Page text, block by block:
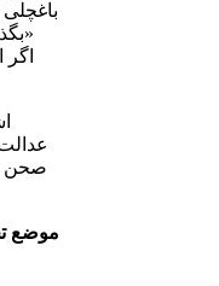
صحن
موضع